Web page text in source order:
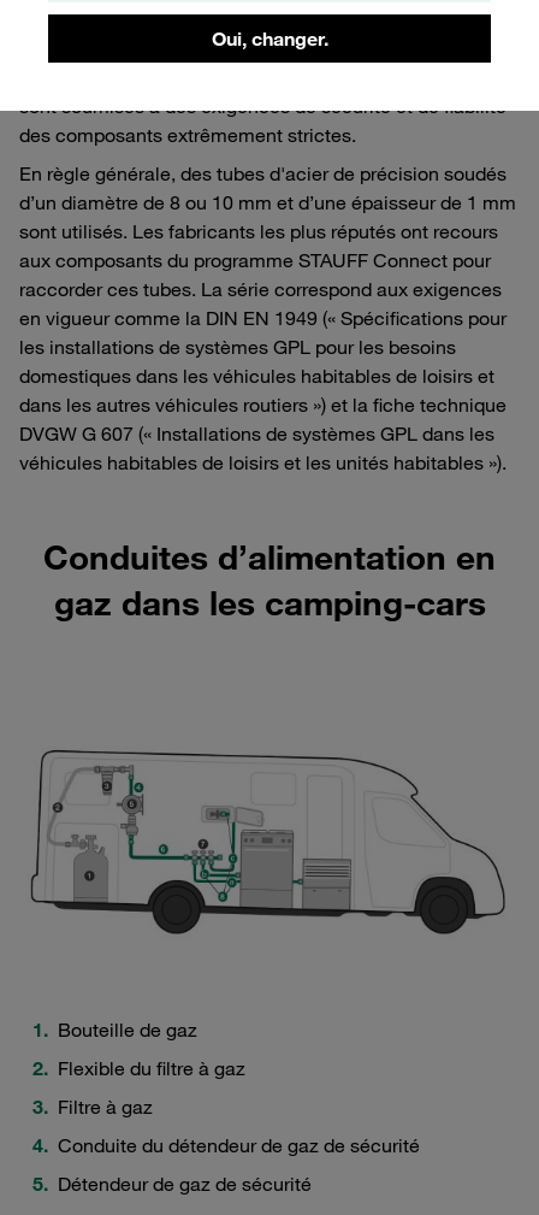
Oui, changer.
des détendeurs de gaz de sécurité vers le distributeur ou
les consommateurs respectifs doit être exécutée sous
sont soumises à des exigences de sécurité et de fiabilité
des composants extrêmement strictes.
En règle générale, des tubes d'acier de précision soudés
d’un diamètre de 8 ou 10 mm et d’une épaisseur de 1 mm
sont utilisés. Les fabricants les plus réputés ont recours
aux composants du programme STAUFF Connect pour
raccorder ces tubes. La série correspond aux exigences
en vigueur comme la DIN EN 1949 (« Spécifications pour
les installations de systèmes GPL pour les besoins
domestiques dans les véhicules habitables de loisirs et
dans les autres véhicules routiers ») et la fiche technique
DVGW G 607 (« Installations de systèmes GPL dans les
véhicules habitables de loisirs et les unités habitables »).
Conduites d’alimentation en
gaz dans les camping-cars
Bouteille de gaz
Flexible du filtre à gaz
Filtre à gaz
Conduite du détendeur de gaz de sécurité
Détendeur de gaz de sécurité